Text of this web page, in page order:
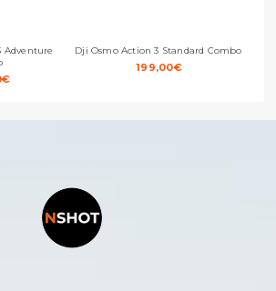
Adventure
€
Dji Osmo Action 3 Standard Combo
199,00€